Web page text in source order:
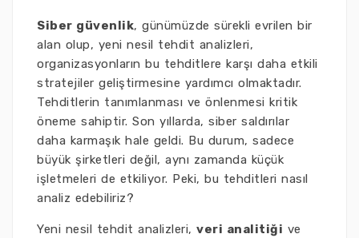
Siber güvenlik, günümüzde sürekli evrilen bir
alan olup, yeni nesil tehdit analizleri,
organizasyonların bu tehditlere karşı daha etkili
stratejiler geliştirmesine yardımcı olmaktadır.
Tehditlerin tanımlanması ve önlenmesi kritik
öneme sahiptir. Son yıllarda, siber saldırılar
daha karmaşık hale geldi. Bu durum, sadece
büyük şirketleri değil, aynı zamanda küçük
işletmeleri de etkiliyor. Peki, bu tehditleri nasıl
analiz edebiliriz?
Yeni nesil tehdit analizleri, veri analitiği ve